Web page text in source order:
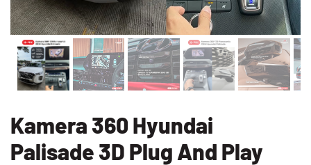
Kamera 360 Hyundai
Palisade 3D Plug And Play